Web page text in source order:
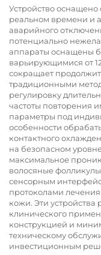
уменьшения
целлюлита,
и подтягивания
лица,
терапия для
похудения и
коррекции
Устройство
реальном времени и
аварийного
потенциально
аппараты оснащены
варьирующимися от
сокращает
традиционными
регулировку
частоты повторения
параметры под
особенности
контактного
на безопасном
максимальное
волосяные
сенсорным
протоколами
кожи. Эти устройства
клинического
конструкцией и
техническому
инвестиционным